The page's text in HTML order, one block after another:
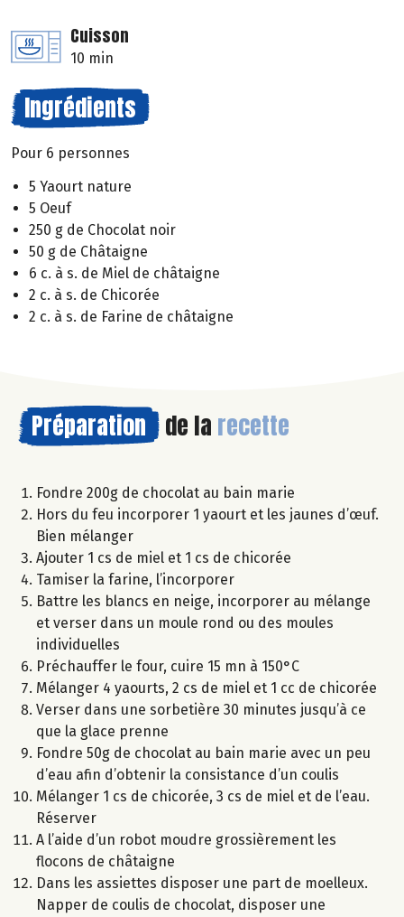
Cuisson
10 min
Ingrédients
Pour 6 personnes
5 Yaourt nature
5 Oeuf
250 g de Chocolat noir
50 g de Châtaigne
6 c. à s. de Miel de châtaigne
2 c. à s. de Chicorée
2 c. à s. de Farine de châtaigne
Préparation de la recette
Fondre 200g de chocolat au bain marie
Hors du feu incorporer 1 yaourt et les jaunes d’œuf.
Bien mélanger
Ajouter 1 cs de miel et 1 cs de chicorée
Tamiser la farine, l’incorporer
Battre les blancs en neige, incorporer au mélange
et verser dans un moule rond ou des moules
individuelles
Préchauffer le four, cuire 15 mn à 150°C
Mélanger 4 yaourts, 2 cs de miel et 1 cc de chicorée
Verser dans une sorbetière 30 minutes jusqu’à ce
que la glace prenne
Fondre 50g de chocolat au bain marie avec un peu
d’eau afin d’obtenir la consistance d’un coulis
Mélanger 1 cs de chicorée, 3 cs de miel et de l’eau.
Réserver
A l’aide d’un robot moudre grossièrement les
flocons de châtaigne
Dans les assiettes disposer une part de moelleux.
Napper de coulis de chocolat, disposer une